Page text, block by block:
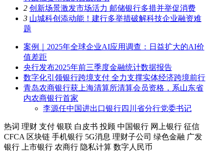
2 创新场景激发市场活力 邮储银行多措并举促消费
3 山城科创添动能！建行多举措破解科技企业融资难
题
案例｜2025年全球企业AI应用调查：日益扩大的AI价
值差距
央行发布2025年前三季度金融统计数据报告
数字化引领银行跨境支付 全力支撑实体经济跨境前行
青岛农商银行获上海清算所清算会员资格，系山东省
内农商银行首家
李源任中国进出口银行四川省分行党委书记
热词 理财 支付 银联 白皮书 投顾 中国银行 网上银行 征信
CFCA 区块链 手机银行 5G消息 理财子公司 绿色金融 广发
银行
上市银行 农商行 隐私计算 数字人民币